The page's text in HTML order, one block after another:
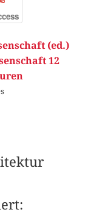
(ed.)
12